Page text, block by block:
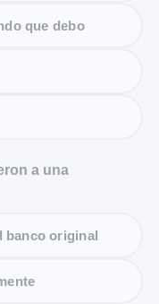
que debo
a una
banco original